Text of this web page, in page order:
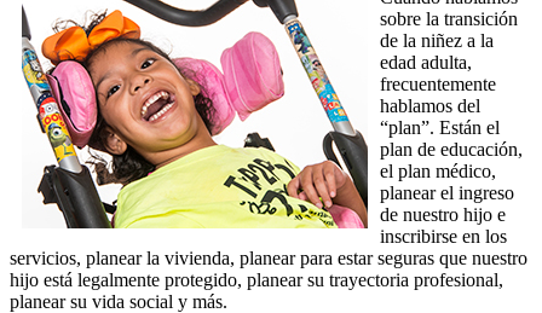
sobre la transición
de la niñez a la
edad adulta,
frecuentemente
hablamos del
“plan”. Están el
plan de educación,
el plan médico,
planear el ingreso
de nuestro hijo e
inscribirse en los
servicios, planear la vivienda, planear para estar seguras que nuestro
hijo está legalmente protegido, planear su trayectoria profesional,
planear su vida social y más.